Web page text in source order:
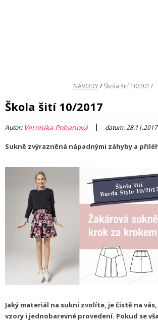
NÁVODY / Škola šití 10/2017
Škola šití 10/2017
Autor: Veronika Pohanová | datum:
Sukně zvýrazněná nápadnými záhyby a
Jaký materiál na sukni zvolíte, je čistě na
vzory i jednobarevné provedení. Pokud se